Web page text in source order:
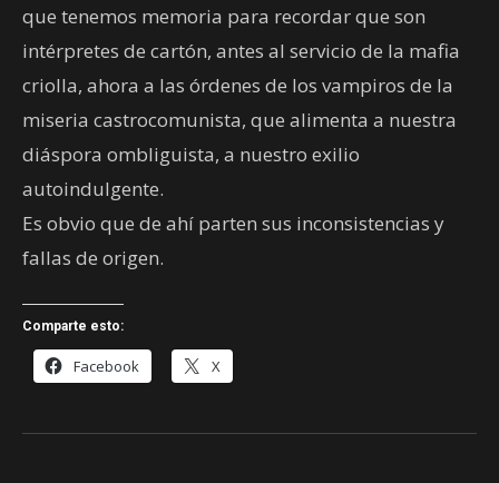
que tenemos memoria para recordar que son
intérpretes de cartón, antes al servicio de la mafia
criolla, ahora a las órdenes de los vampiros de la
miseria castrocomunista, que alimenta a nuestra
diáspora ombliguista, a nuestro exilio
autoindulgente.
Es obvio que de ahí parten sus inconsistencias y
fallas de origen.
Comparte esto:
Facebook X